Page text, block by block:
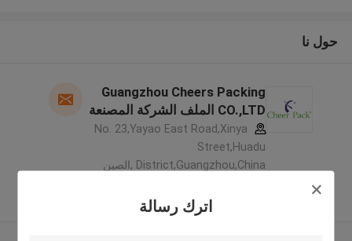
اترك رسالة
حول نا
Guangzhou Cheers Packing
CO.,LTD الملف الشركة المصنعة
No. 23,Yayao East Road,Xinya
Street,Huadu
District,Guangzhou,China ,الصين
يدقّق ممون